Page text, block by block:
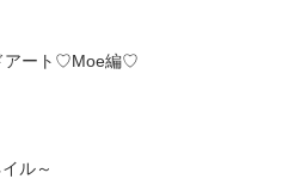
アート♡Moe編♡
ル～